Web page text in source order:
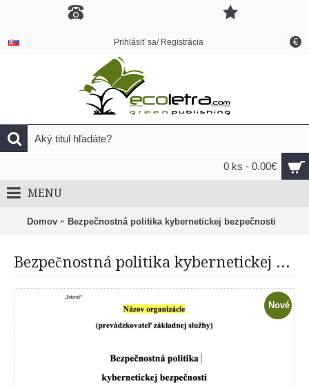
€
Prihlásiť sa/ Registrácia
0 ks - 0.00€
MENU
Domov Bezpečnostná politika kybernetickej bezpečnosti
Bezpečnostná politika kybernetickej bezpečnosti
Nové